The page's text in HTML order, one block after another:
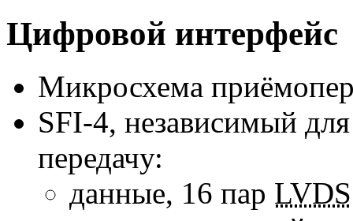
Цифровой интерфейс
Микросхема
SFI-4, независимый
передачу:
данные, 16 пар LVDS